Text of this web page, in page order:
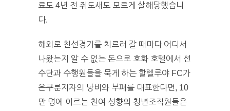
료도 4년 전 쥐도새도 모르게 살해당했습니
다.
해외로 친선경기를 치르러 갈 때마다 어디서
나왔는지 알 수 없는 돈으로 호화 호텔에서 선
수단과 수행원들을 묵게 하는 할렐루야 FC가
은쿠룬지자의 낭비와 부패를 대표한다면, 10
만 명에 이르는 친여 성향의 청년조직원들은